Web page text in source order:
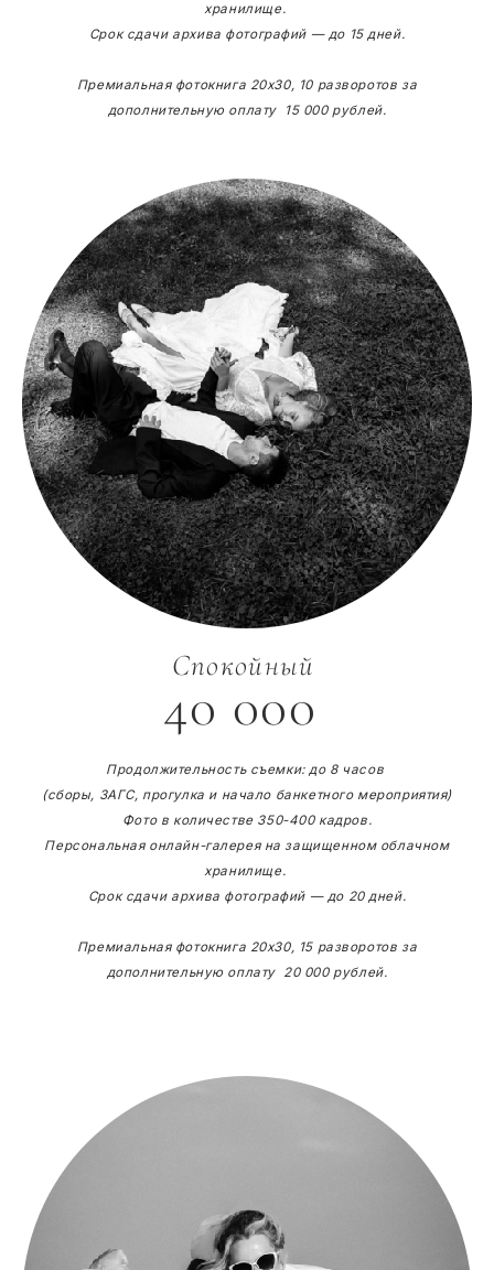
хранилище.
Срок сдачи архива фотографий — до 15 дней.
Премиальная фотокнига 20х30, 10 разворотов за
дополнительную оплату 15 000 рублей.
Спокойный
40 000
Продолжительность съемки: до 8 часов
(сборы, ЗАГС, прогулка и начало банкетного мероприятия)
Фото в количестве 350-400 кадров.
Персональная онлайн-галерея на защищенном облачном
хранилище.
Срок сдачи архива фотографий — до 20 дней.
Премиальная фотокнига 20х30, 15 разворотов за
дополнительную оплату 20 000 рублей.